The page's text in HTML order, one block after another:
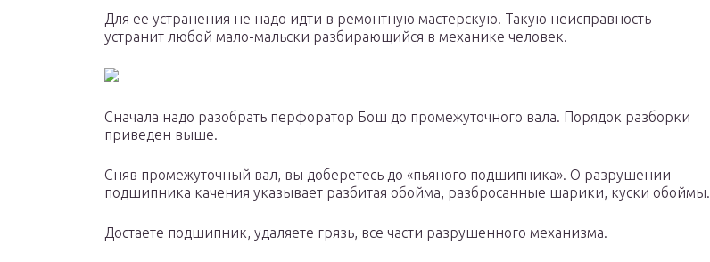
Для ее устранения не надо идти в ремонтную мастерскую. Такую неисправность
устранит любой мало-мальски разбирающийся в механике человек.
Сначала надо разобрать перфоратор Бош до промежуточного вала. Порядок разборки
приведен выше.
Сняв промежуточный вал, вы доберетесь до «пьяного подшипника». О разрушении
подшипника качения указывает разбитая обойма, разбросанные шарики, куски обоймы.
Достаете подшипник, удаляете грязь, все части разрушенного механизма.